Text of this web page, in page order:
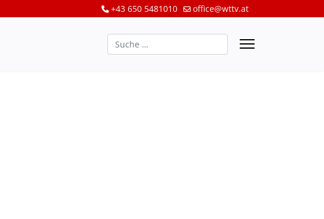
+43 650 5481010 office@wttv.at
Suchen